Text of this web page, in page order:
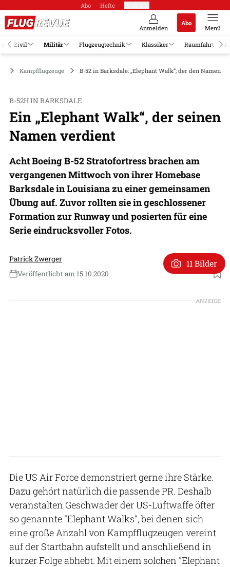
Abo Hefte
Anmelden
Abo
Menü
Zivil Militär Flugzeugtechnik Klassiker Raumfahrt
Kampfflugzeuge B-52 in Barksdale: „Elephant Walk“, der den Namen
B-52H IN BARKSDALE
Ein „Elephant Walk“, der seinen
Namen verdient
Acht Boeing B-52 Stratofortress brachen am
vergangenen Mittwoch von ihrer Homebase
Barksdale in Louisiana zu einer gemeinsamen
Übung auf. Zuvor rollten sie in geschlossener
Formation zur Runway und posierten für eine
Serie eindrucksvoller Fotos.
Patrick Zwerger
Veröffentlicht am 15.10.2020
Foto: USAF ( Tessa B. Corrick)
11 Bilder
ANZEIGE
Die US Air Force demonstriert gerne ihre Stärke.
Dazu gehört natürlich die passende PR. Deshalb
veranstalten Geschwader der US-Luftwaffe öfter
so genannte "Elephant Walks", bei denen sich
eine große Anzahl von Kampfflugzeugen vereint
auf der Startbahn aufstellt und anschließend in
kurzer Folge abhebt. Mit einem solchen "Elephant